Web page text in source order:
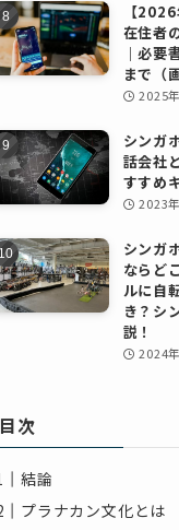
【
在住者
｜必要
まで（
2025
シンガ
話会社
すすめ
2023
シンガ
ならど
ルに自
き？シ
説！
2024
目次
結論
プラナカン文化とは